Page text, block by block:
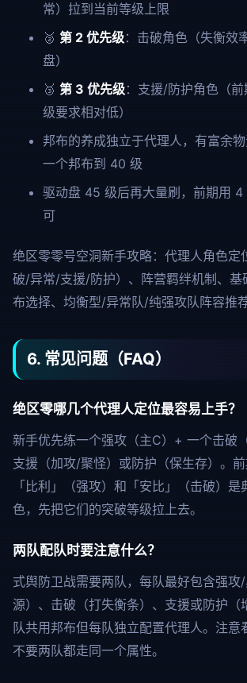
常）拉到当前等级上限
🥈 第 2 优先级：击破角色（失衡效
盘）
🥉 第 3 优先级：支援/防护角色（
级要求相对低）
邦布的养成独立于代理人，有富余
一个邦布到 40 级
驱动盘 45 级后再大量刷，前期用 4
可
绝区零零号空洞新手攻略：代理人角色定
破/异常/支援/防护）、阵营羁绊机制、基
布选择、均衡型/异常队/纯强攻队阵容推荐
6. 常见问题（FAQ）
绝区零哪几个代理人定位最容易上手？
新手优先练一个强攻（主C）+ 一个击破
支援（加攻/聚怪）或防护（保生存）。
「比利」（强攻）和「安比」（击破）是
色，先把它们的突破等级拉上去。
两队配队时要注意什么？
式舆防卫战需要两队，每队最好包含强攻
源）、击破（打失衡条）、支援或防护（
队共用邦布但每队独立配置代理人。注意
不要两队都走同一个属性。